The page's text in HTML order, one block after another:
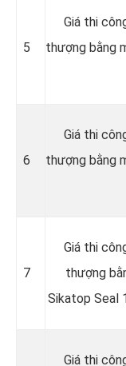
5
Giá thi
thượng bằng
6
Giá thi
thượng bằng
7
Giá thi
thượng
Sikatop Seal
Giá thi